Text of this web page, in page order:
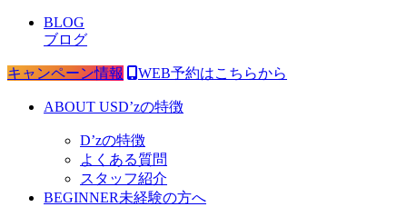
BLOG
ブログ
キャンペーン情報 WEB予約はこちらから
ABOUT USD’zの特徴
D’zの特徴
よくある質問
スタッフ紹介
BEGINNER未経験の方へ